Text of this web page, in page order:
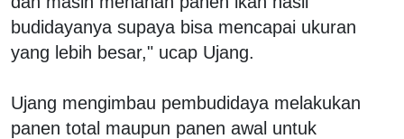
budidayanya supaya bisa mencapai ukuran
yang lebih besar," ucap Ujang.
Ujang mengimbau pembudidaya melakukan
panen total maupun panen awal untuk